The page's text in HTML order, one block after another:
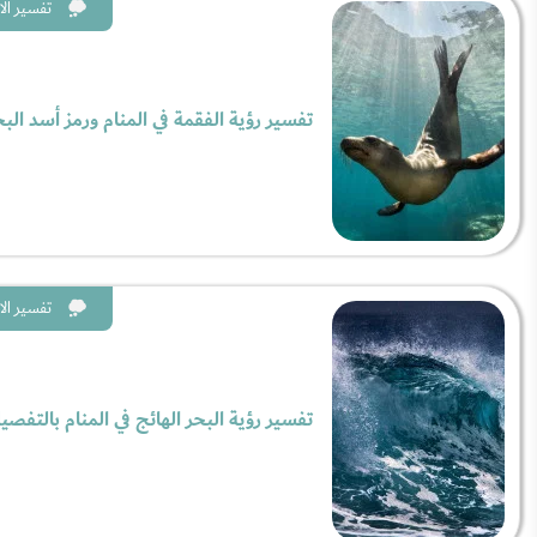
تفسير
تفسير رؤية الفقمة في المنام ورمز أسد
تفسير
تفسير رؤية البحر الهائج في المنام